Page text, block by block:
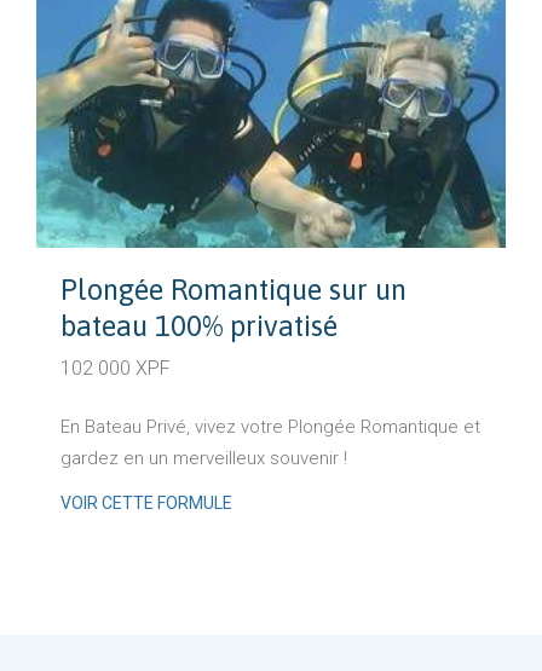
Plongée Romantique sur un
bateau 100% privatisé
102 000 XPF
En Bateau Privé, vivez votre Plongée Romantique et
gardez en un merveilleux souvenir !
VOIR CETTE FORMULE